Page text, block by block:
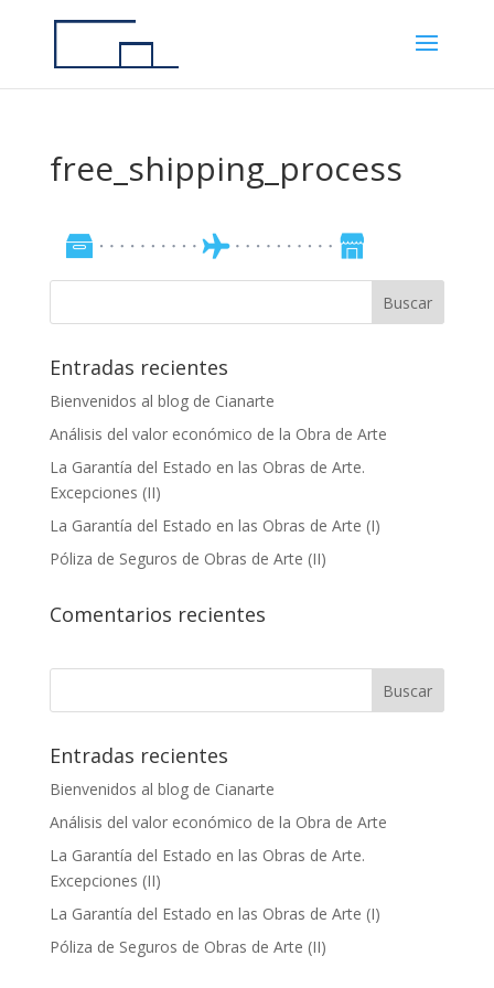
free_shipping_process
Entradas recientes
Bienvenidos al blog de Cianarte
Análisis del valor económico de la Obra de Arte
La Garantía del Estado en las Obras de Arte.
Excepciones (II)
La Garantía del Estado en las Obras de Arte (I)
Póliza de Seguros de Obras de Arte (II)
Comentarios recientes
Entradas recientes
Bienvenidos al blog de Cianarte
Análisis del valor económico de la Obra de Arte
La Garantía del Estado en las Obras de Arte.
Excepciones (II)
La Garantía del Estado en las Obras de Arte (I)
Póliza de Seguros de Obras de Arte (II)